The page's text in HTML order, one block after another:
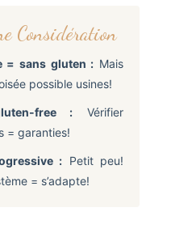
Considération
= sans gluten : Mais
possible usines!
free : Vérifier
= garanties!
: Petit peu!
= s’adapte!